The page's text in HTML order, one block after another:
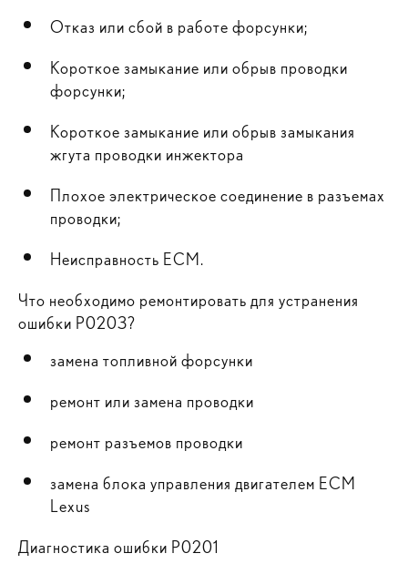
Отказ или сбой в работе форсунки;
Короткое замыкание или обрыв проводки
форсунки;
Короткое замыкание или обрыв замыкания
жгута проводки инжектора
Плохое электрическое соединение в разъемах
проводки;
Неисправность ЕСМ.
Что необходимо ремонтировать для устранения
ошибки P0203?
замена топливной форсунки
ремонт или замена проводки
ремонт разъемов проводки
замена блока управления двигателем ECM
Lexus
Диагностика ошибки P0201